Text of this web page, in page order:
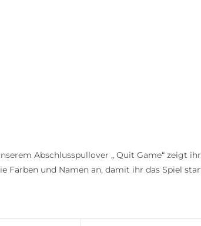
Abschlusspullover „ Quit Game“ zeigt
Farben und Namen an, damit ihr das Spiel